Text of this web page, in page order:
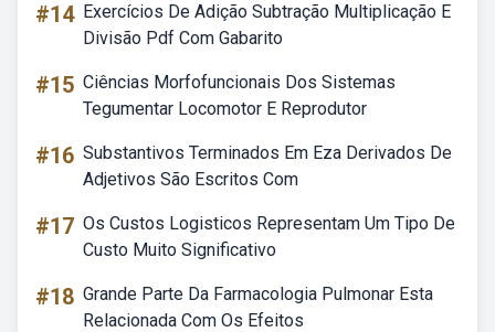
#14 Exercícios De Adição Subtração Multiplicação E
Divisão Pdf Com Gabarito
#15 Ciências Morfofuncionais Dos Sistemas
Tegumentar Locomotor E Reprodutor
#16 Substantivos Terminados Em Eza Derivados De
Adjetivos São Escritos Com
#17 Os Custos Logisticos Representam Um Tipo De
Custo Muito Significativo
#18 Grande Parte Da Farmacologia Pulmonar Esta
Relacionada Com Os Efeitos